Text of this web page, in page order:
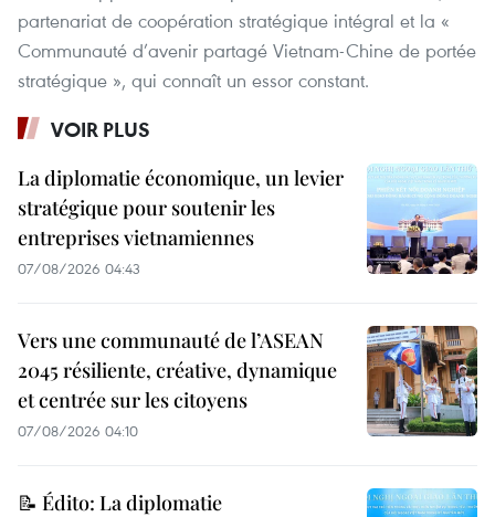
partenariat de coopération stratégique intégral et la «
Communauté d’avenir partagé Vietnam-Chine de portée
stratégique », qui connaît un essor constant.
VOIR PLUS
La diplomatie économique, un levier
stratégique pour soutenir les
entreprises vietnamiennes
07/08/2026 04:43
Vers une communauté de l’ASEAN
2045 résiliente, créative, dynamique
et centrée sur les citoyens
07/08/2026 04:10
📝 Édito: La diplomatie